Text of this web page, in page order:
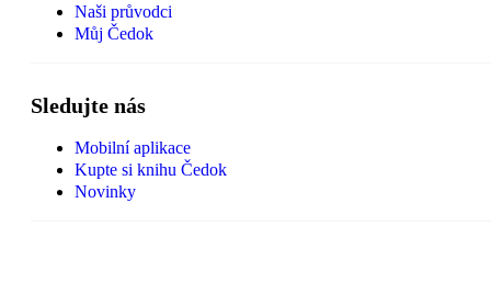
Naši průvodci
Můj Čedok
Sledujte nás
Mobilní aplikace
Kupte si knihu Čedok
Novinky